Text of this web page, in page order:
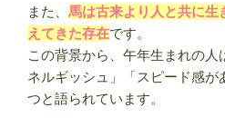
気】”
の
また、 馬は古来より人と共に生
えてきた存在です。
この背景から、午年生まれの人
ネルギッシュ」「スピード感が
つと語られています。